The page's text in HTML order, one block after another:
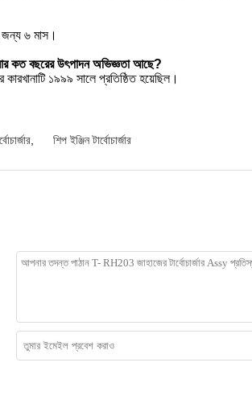
জন্য ৬ মাস।
কত বছরের উৎপাদন অভিজ্ঞতা আছে?
১৯৯৯ সালে প্রতিষ্ঠিত হয়েছিল।
শিপ ইঞ্জিন টার্বোচার্জার